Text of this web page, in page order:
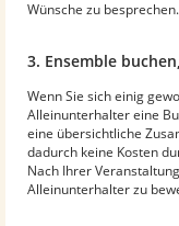
Wünsche zu besprechen.
3. Ensemble
Wenn Sie sich einig
Alleinunterhalter eine
eine übersichtliche
dadurch keine Kosten
Nach Ihrer
Alleinunterhalter zu